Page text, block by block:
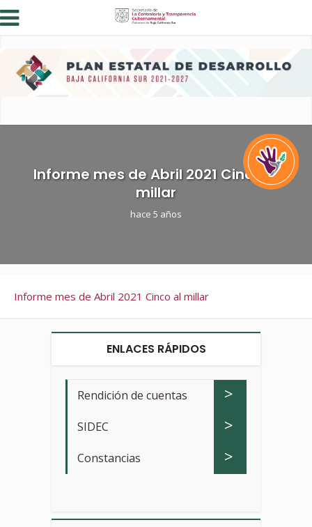
Informe mes de Abril 2021 Cinco al
millar
hace 5 años
Informe mes de Abril 2021 Cinco al millar
ENLACES RÁPIDOS
Rendición de cuentas >
SIDEC >
Constancias >